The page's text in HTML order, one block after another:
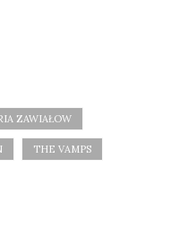
ZAWIAŁOW
THE VAMPS